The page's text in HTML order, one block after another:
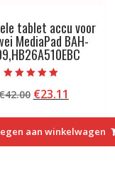
tablet accu voor
MediaPad BAH-
5.00
van 5
42.00
was:
€42.00.
€23.11
is:
€23.11.
aan winkelwagen